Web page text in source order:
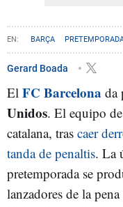
BARÇA
Gerard Boada
El FC Barcelona da
Unidos. El equipo de
catalana, tras caer
tanda de penaltis. La
pretemporada se
lanzadores de la